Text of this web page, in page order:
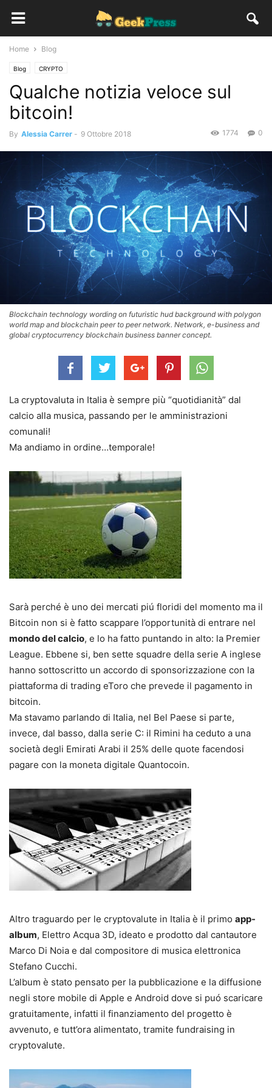
Home Blog
Blog CRYPTO
Qualche notizia veloce sul
bitcoin!
By Alessia Carrer - 9 Ottobre 2018 0
1774
Blockchain technology wording on futuristic hud background with polygon
world map and blockchain peer to peer network. Network, e-business and
global cryptocurrency blockchain business banner concept.
La cryptovaluta in Italia è sempre più “quotidianità” dal
calcio alla musica, passando per le amministrazioni
comunali!
Ma andiamo in ordine…temporale!
Sarà perché è uno dei mercati piú floridi del momento ma il
Bitcoin non si è fatto scappare l’opportunità di entrare nel
mondo del calcio, e lo ha fatto puntando in alto: la Premier
League. Ebbene si, ben sette squadre della serie A inglese
hanno sottoscritto un accordo di sponsorizzazione con la
piattaforma di trading eToro che prevede il pagamento in
bitcoin.
Ma stavamo parlando di Italia, nel Bel Paese si parte,
invece, dal basso, dalla serie C: il Rimini ha ceduto a una
società degli Emirati Arabi il 25% delle quote facendosi
pagare con la moneta digitale Quantocoin.
Altro traguardo per le cryptovalute in Italia è il primo app-
album, Elettro Acqua 3D, ideato e prodotto dal cantautore
Marco Di Noia e dal compositore di musica elettronica
Stefano Cucchi.
L’album è stato pensato per la pubblicazione e la diffusione
negli store mobile di Apple e Android dove si puó scaricare
gratuitamente, infatti il finanziamento del progetto è
avvenuto, e tutt’ora alimentato, tramite fundraising in
cryptovalute.